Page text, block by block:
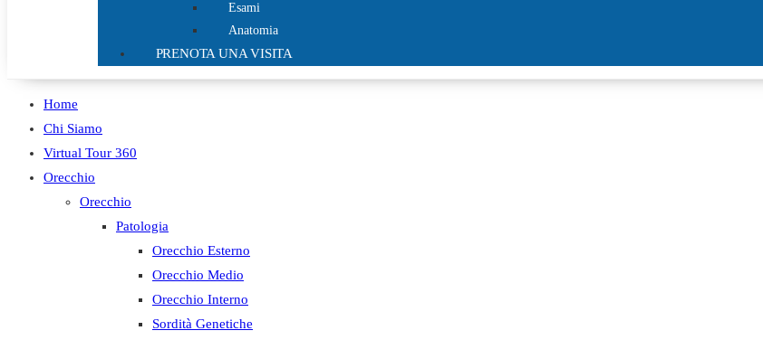
Esami
Anatomia
PRENOTA UNA VISITA
Home
Chi Siamo
Virtual Tour 360
Orecchio
Orecchio
Patologia
Orecchio Esterno
Orecchio Medio
Orecchio Interno
Sordità Genetiche
Differenze:
Schematizzando
Popolazione dei pazienti in...